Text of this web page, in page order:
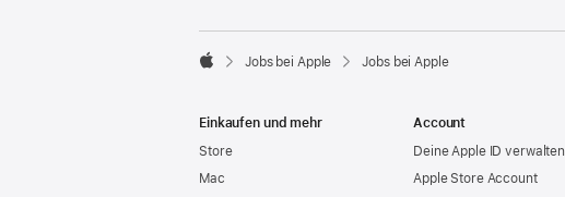

Jobs bei Apple Jobs bei Apple
Einkaufen und mehr
Store
Mac
Account
Deine Apple ID verwalten
Apple Store Account